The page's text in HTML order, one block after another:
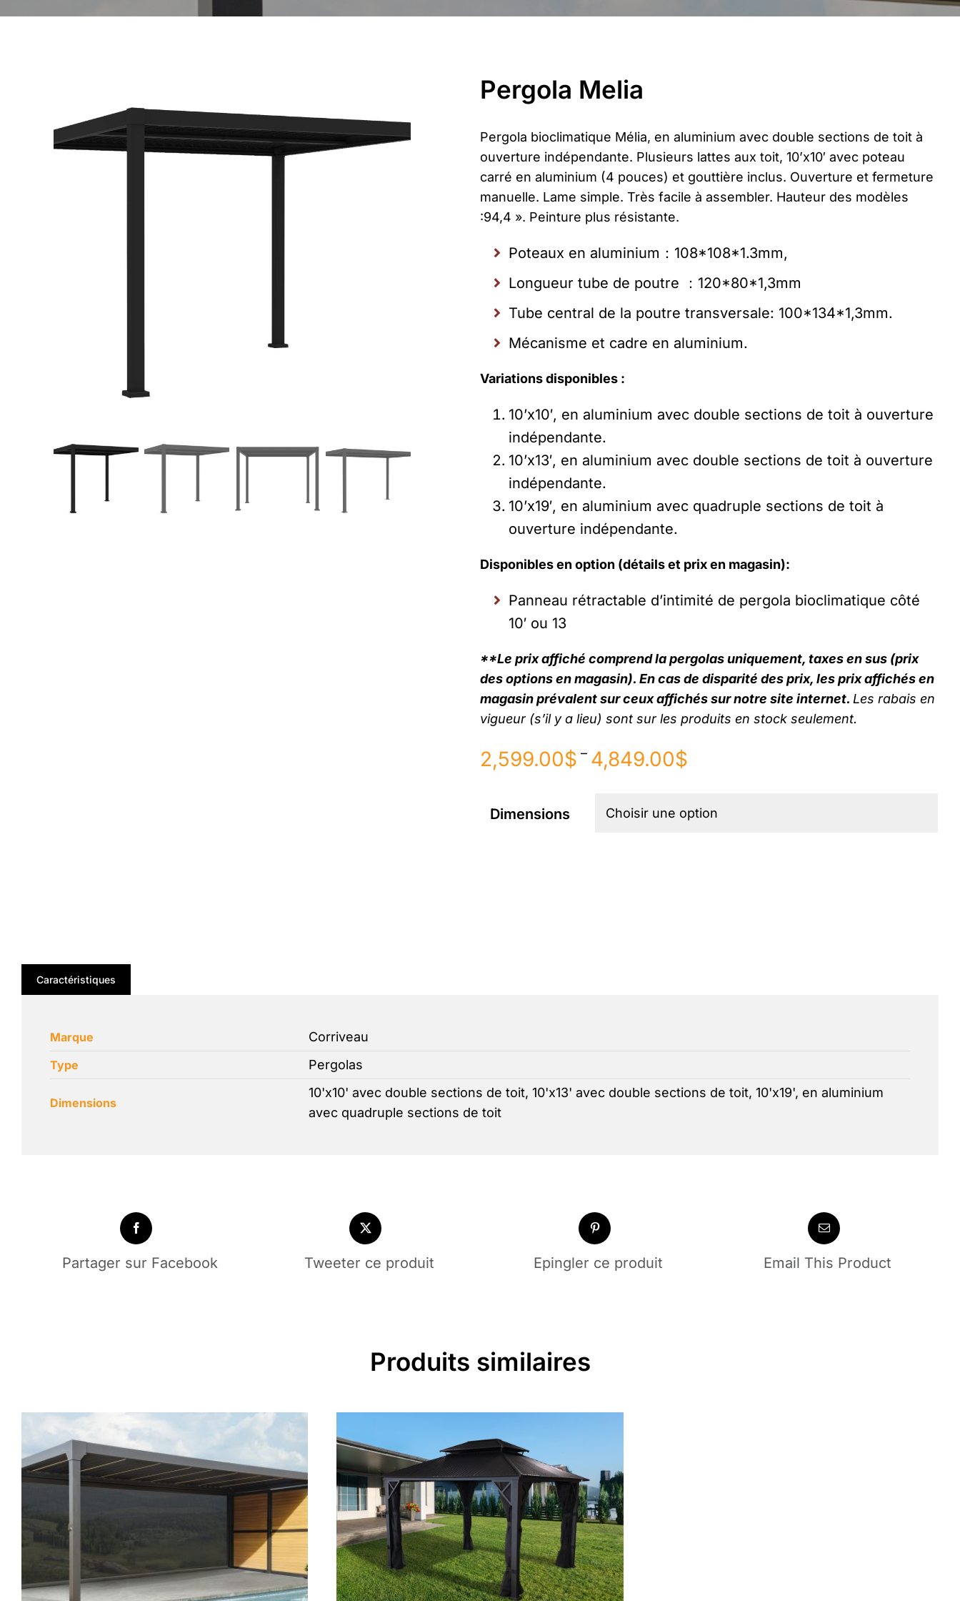
Pergola Melia
Pergola bioclimatique Mélia, en aluminium avec double sections de toit à
ouverture indépendante. Plusieurs lattes aux toit, 10’x10′ avec poteau
carré en aluminium (4 pouces) et gouttière inclus. Ouverture et fermeture
manuelle. Lame simple. Très facile à assembler. Hauteur des modèles
:94,4 ». Peinture plus résistante.
Poteaux en aluminium：108*108*1.3mm,
Longueur tube de poutre ：120*80*1,3mm
Tube central de la poutre transversale: 100*134*1,3mm.
Mécanisme et cadre en aluminium.
Variations disponibles :
10’x10′, en aluminium avec double sections de toit à ouverture
indépendante.
10’x13′, en aluminium avec double sections de toit à ouverture
indépendante.
10’x19′, en aluminium avec quadruple sections de toit à
ouverture indépendante.
Disponibles en option (détails et prix en magasin):
Panneau rétractable d’intimité de pergola bioclimatique côté
10′ ou 13
**Le prix affiché comprend la pergolas uniquement, taxes en sus (prix
des options en magasin). En cas de disparité des prix, les prix affichés en
magasin prévalent sur ceux affichés sur notre site internet. Les rabais en
vigueur (s’il y a lieu) sont sur les produits en stock seulement.
2,599.00$ – 4,849.00$
Plage
de
2,599.00$
Dimensions
Caractéristiques
Marque Corriveau
Type Pergolas
Dimensions
10'x10' avec double sections de toit, 10'x13' avec double sections de toit, 10'x19', en aluminium
avec quadruple sections de toit
Partager sur Facebook Tweeter ce produit Epingler ce produit Email This Product
Produits similaires